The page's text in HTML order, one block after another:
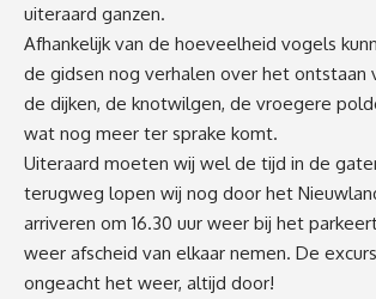
uiteraard ganzen.
Afhankelijk van de hoeveelheid vogels
de gidsen nog verhalen over het ontstaan
de dijken, de knotwilgen, de vroegere
wat nog meer ter sprake komt.
Uiteraard moeten wij wel de tijd in de
terugweg lopen wij nog door het
arriveren om 16.30 uur weer bij het
weer afscheid van elkaar nemen. De
ongeacht het weer, altijd door!